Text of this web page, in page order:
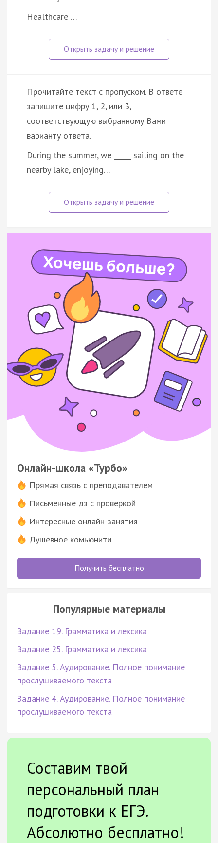
Healthcare …
Прочитайте текст с пропуском. В ответе
запишите цифру 1, 2, или 3,
соответствующую выбранному Вами
варианту ответа.
During the summer, we _____ sailing on the
nearby lake, enjoying…
Онлайн-школа «Турбо»
Прямая связь с преподавателем
Письменные дз с проверкой
Интересные онлайн-занятия
Душевное комьюнити
Получить бесплатно
Популярные материалы
Задание 19. Грамматика и лексика
Задание 25. Грамматика и лексика
Задание 5. Аудирование. Полное понимание
прослушиваемого текста
Задание 4. Аудирование. Полное понимание
прослушиваемого текста
Составим твой
персональный план
подготовки к ЕГЭ.
Абсолютно бесплатно!